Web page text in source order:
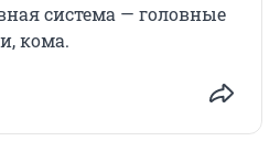
система — головные
кома.